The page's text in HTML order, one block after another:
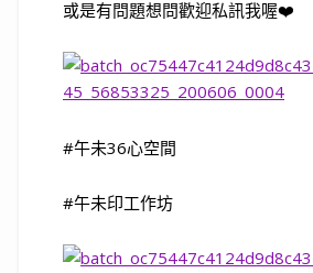
或是有問題想問歡迎私訊我喔❤️
#午未36心空間
#午未印工作坊